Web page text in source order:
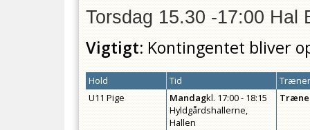
Torsdag 15.30 -17:00 Hal
Vigtigt: Kontingentet bliver
Hold Tid
U11 Pige
Mandagkl. 17:00 - 18:15
Hyldgårdshallerne,
Hallen